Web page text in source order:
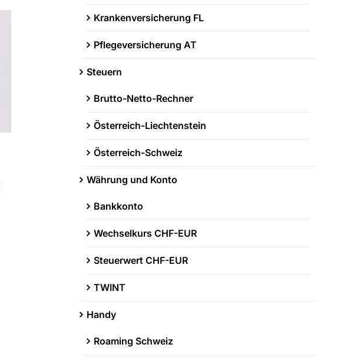
Krankenversicherung FL
Pflegeversicherung AT
Steuern
Brutto-Netto-Rechner
Österreich-Liechtenstein
Österreich-Schweiz
Währung und Konto
Bankkonto
Wechselkurs CHF-EUR
Steuerwert CHF-EUR
TWINT
Handy
Roaming Schweiz